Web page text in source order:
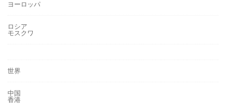
ヨーロッパ
ロシア
モスクワ
世界
中国
香港